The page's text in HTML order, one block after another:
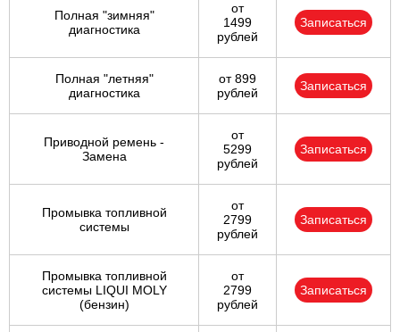
Полная "зимняя"
диагностика
от
1499
рублей
Записаться
Полная "летняя"
диагностика
от 899
рублей
Записаться
Приводной ремень -
Замена
от
5299
рублей
Записаться
Промывка топливной
системы
от
2799
рублей
Записаться
Промывка топливной
системы LIQUI MOLY
(бензин)
от
2799
рублей
Записаться